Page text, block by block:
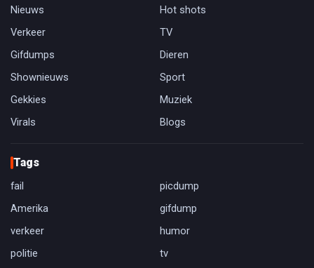
Nieuws
Hot shots
Verkeer
TV
Gifdumps
Dieren
Shownieuws
Sport
Gekkies
Muziek
Virals
Blogs
Tags
fail
picdump
Amerika
gifdump
verkeer
humor
politie
tv